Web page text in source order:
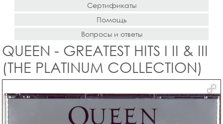
Сертификаты
Помощь
Вопросы и ответы
QUEEN - GREATEST HITS I II & III
(THE PLATINUM COLLECTION)